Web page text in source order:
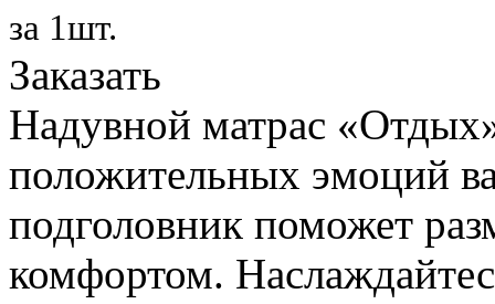
за 1шт.
Заказать
Надувной матрас
положительных эмоций
подголовник поможет
комфортом.